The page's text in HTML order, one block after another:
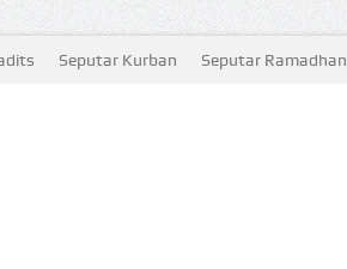
Seputar Kurban Seputar Ramadhan